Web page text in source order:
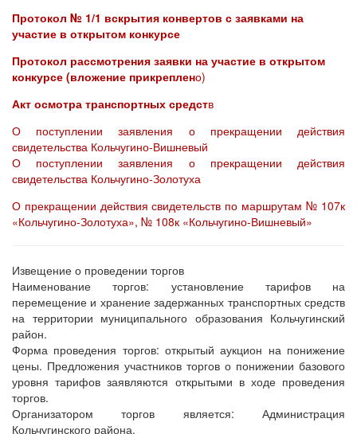
Протокол № 1/1 вскрытия конвертов с заявками на
участие в открытом конкурсе
Протокол рассмотрения заявки на участие в открытом
конкурсе (вложение прикреплено)
Акт осмотра транспортных средств
О поступлении заявления о прекращении действия
свидетельства Кольчугино-Вишневый
О поступлении заявления о прекращении действия
свидетельства Кольчугино-Золотуха
О прекращении действия свидетельств по маршрутам № 107к
«Кольчугино-Золотуха», № 108к «Кольчугино-Вишневый»
Извещение о проведении торгов
Наименование торгов: установление тарифов на
перемещение и хранение задержанных транспортных средств
на территории муниципального образования Кольчугинский
район.
Форма проведения торгов: открытый аукцион на понижение
цены. Предложения участников торгов о понижении базового
уровня тарифов заявляются открытыми в ходе проведения
торгов.
Организатором торгов является: Администрация
Кольчугинского района.